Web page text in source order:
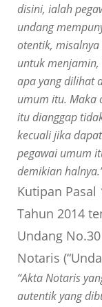
disini, ialah
undang
otentik,
untuk
apa yang dilihat
umum itu. Maka
itu dianggap
kecuali jika
pegawai umum
demikian
Kutipan Pasal
Tahun 2014
Undang
Notaris
“Akta Notaris
autentik yang